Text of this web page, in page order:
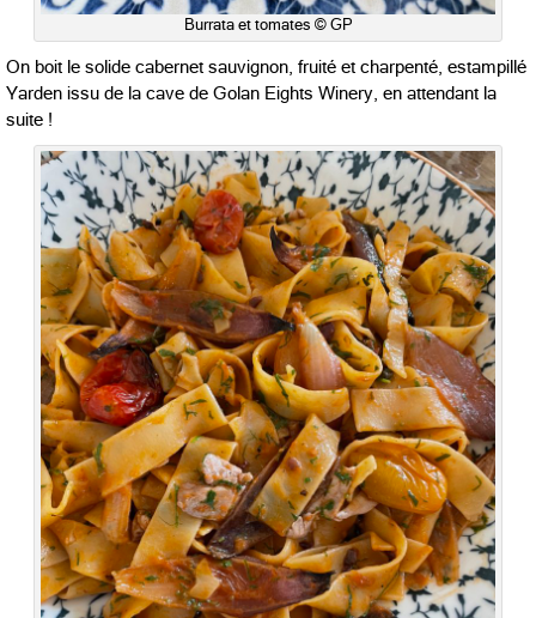
Burrata et tomates © GP
On boit le solide cabernet sauvignon, fruité et charpenté, estampillé
Yarden issu de la cave de Golan Eights Winery, en attendant la
suite !